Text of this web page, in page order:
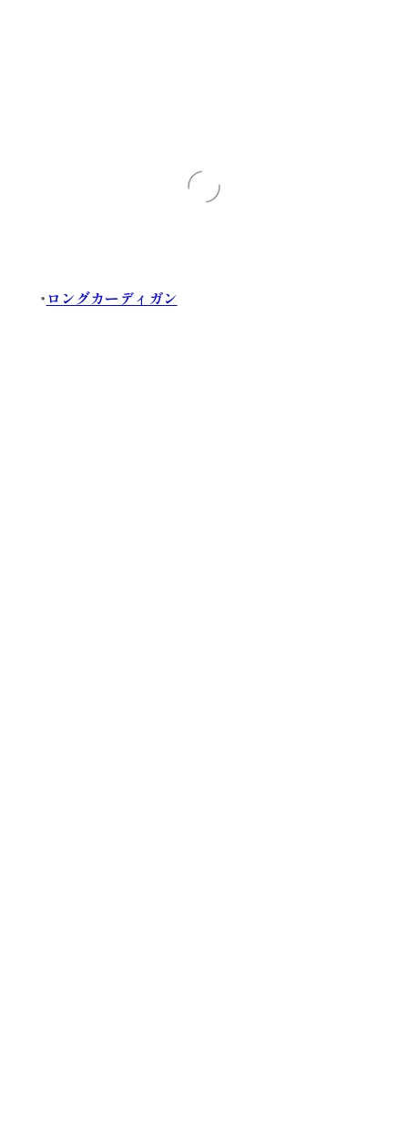
・ロングカーディガン